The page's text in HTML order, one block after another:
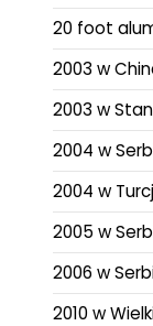
20 foot
2003 w
2003 w
2004 w
2004 w
2005 w
2006 w
2010 w